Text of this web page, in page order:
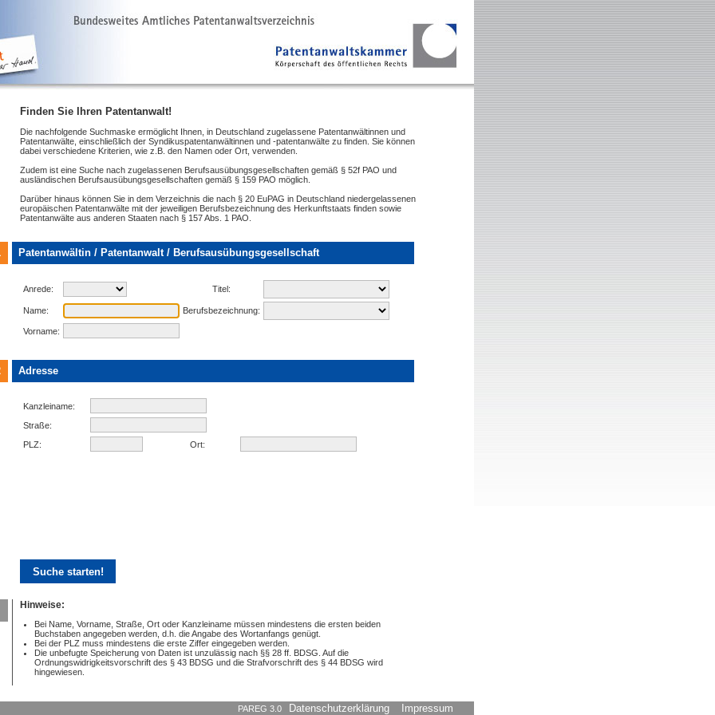
Finden Sie Ihren Patentanwalt!
Die nachfolgende Suchmaske ermöglicht Ihnen, in Deutschland zugelassene Patentanwältinnen und
Patentanwälte, einschließlich der Syndikuspatentanwältinnen und -patentanwälte zu finden. Sie können
dabei verschiedene Kriterien, wie z.B. den Namen oder Ort, verwenden.
Zudem ist eine Suche nach zugelassenen Berufsausübungsgesellschaften gemäß § 52f PAO und
ausländischen Berufsausübungsgesellschaften gemäß § 159 PAO möglich.
Darüber hinaus können Sie in dem Verzeichnis die nach § 20 EuPAG in Deutschland niedergelassenen
europäischen Patentanwälte mit der jeweiligen Berufsbezeichnung des Herkunftstaats finden sowie
Patentanwälte aus anderen Staaten nach § 157 Abs. 1 PAO.
Patentanwältin / Patentanwalt / Berufsausübungsgesellschaft
Anrede: Titel:
Name: Berufsbezeichnung:
Vorname:
Adresse
Kanzleiname:
Straße:
PLZ:
Ort:
Hinweise:
Bei Name, Vorname, Straße, Ort oder Kanzleiname müssen mindestens die ersten beiden
Buchstaben angegeben werden, d.h. die Angabe des Wortanfangs genügt.
Bei der PLZ muss mindestens die erste Ziffer eingegeben werden.
Die unbefugte Speicherung von Daten ist unzulässig nach §§ 28 ff. BDSG. Auf die
Ordnungswidrigkeitsvorschrift des § 43 BDSG und die Strafvorschrift des § 44 BDSG wird
hingewiesen.
PAREG 3.0